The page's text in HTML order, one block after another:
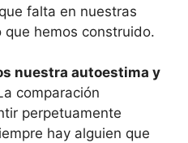
falta en nuestras
hemos construido.
nuestra autoestima y
comparación
perpetuamente
hay alguien que